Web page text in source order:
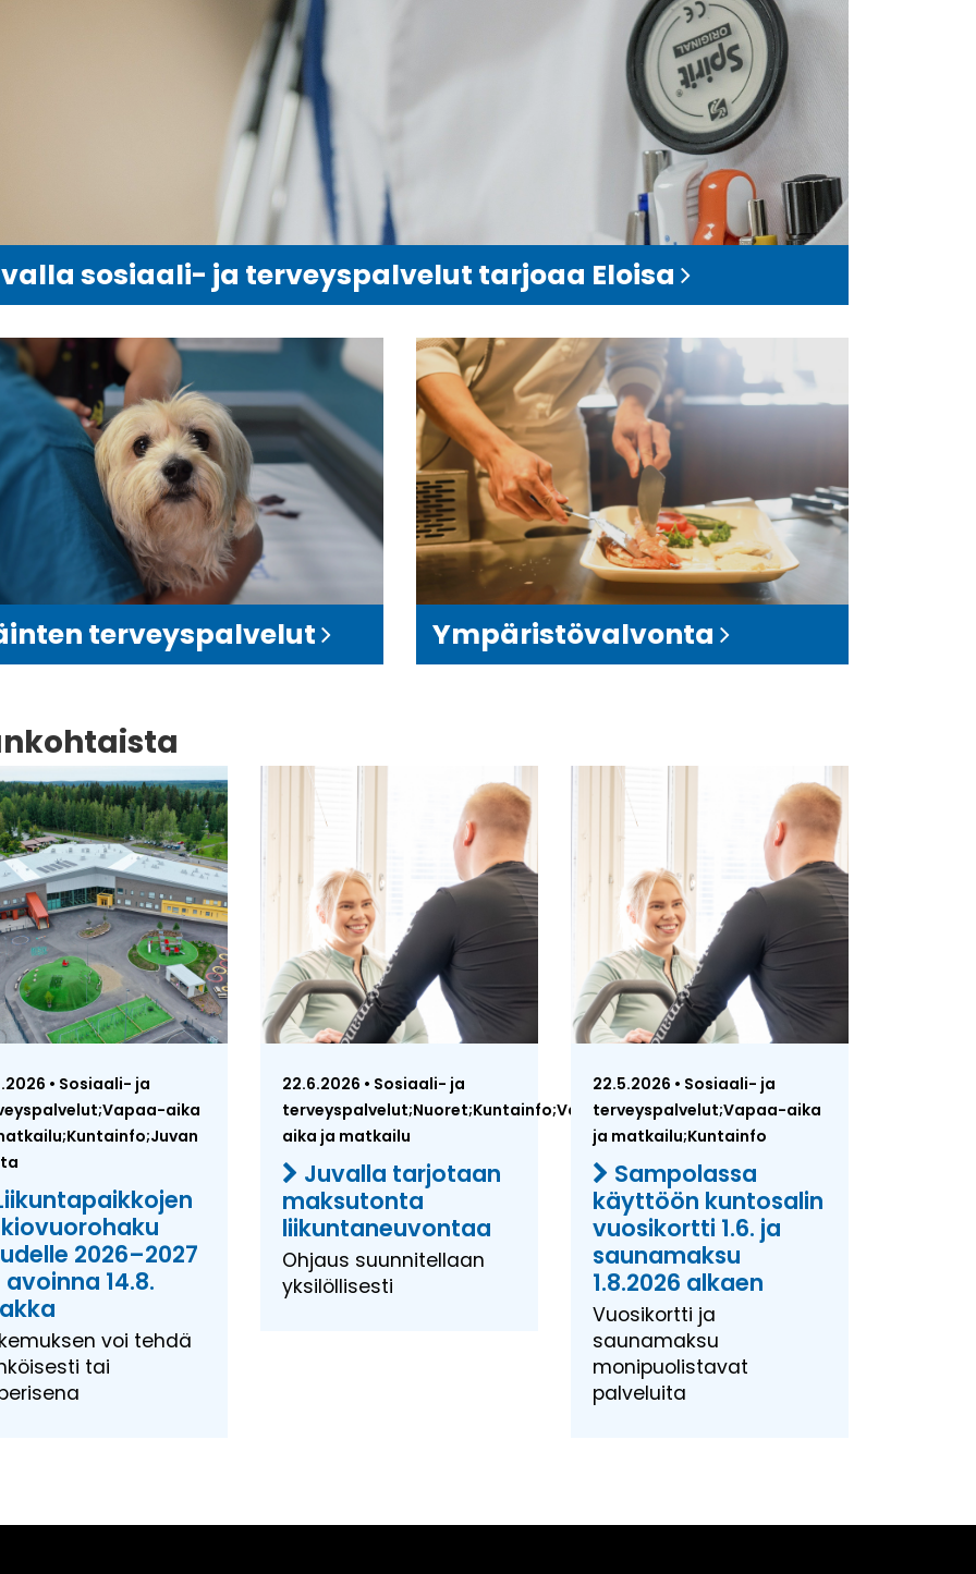
sosiaali- ja terveyspalvelut tarjoaa Eloisa
terveyspalvelut Ympäristövalvonta
• Sosiaali- ja
aika
2026–2027
14.8.
voi tehdä
tai
22.6.2026 • Sosiaali- ja
terveyspalvelut;Nuoret;Kuntainfo;Vapaa-
aika ja matkailu
Juvalla tarjotaan
maksutonta
liikuntaneuvontaa
Ohjaus suunnitellaan
yksilöllisesti
22.5.2026 • Sosiaali- ja
terveyspalvelut;Vapaa-aika
ja matkailu;Kuntainfo
Sampolassa
käyttöön kuntosalin
vuosikortti 1.6. ja
saunamaksu
1.8.2026 alkaen
Vuosikortti ja
saunamaksu
monipuolistavat
palveluita